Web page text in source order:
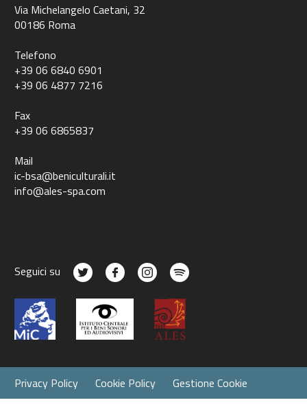
Via Michelangelo Caetani, 32
00186 Roma
Telefono
+39 06 6840 6901
+39 06 4877 7216
Fax
+39 06 6865837
Mail
ic-bsa@beniculturali.it
info@ales-spa.com
Seguici su
Privacy Policy Cookie Policy Gestione Cookie